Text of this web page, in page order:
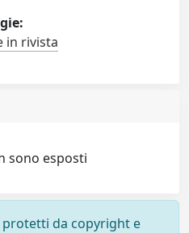
in rivista
sono esposti
protetti da copyright e